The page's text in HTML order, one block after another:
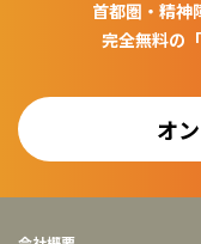
首都圏・精神
完全無料の
オ